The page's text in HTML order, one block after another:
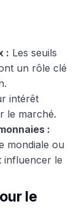
: Les seuils
un rôle clé
intérêt
le marché.
:
mondiale ou
influencer le
le